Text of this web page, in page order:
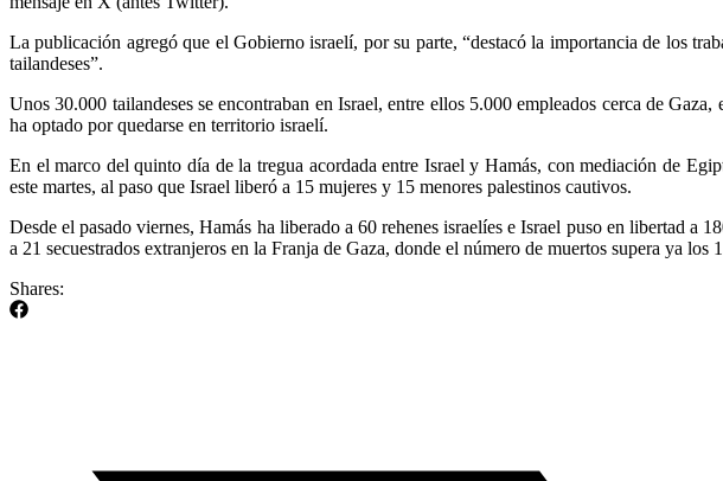
La publicación agregó que el Gobierno israelí, por su parte, “destacó la importancia de los
tailandeses”.
Unos 30.000 tailandeses se encontraban en Israel, entre ellos 5.000 empleados cerca de
ha optado por quedarse en territorio israelí.
En el marco del quinto día de la tregua acordada entre Israel y Hamás, con mediación de
este martes, al paso que Israel liberó a 15 mujeres y 15 menores palestinos cautivos.
Desde el pasado viernes, Hamás ha liberado a 60 rehenes israelíes e Israel puso en libertad a
a 21 secuestrados extranjeros en la Franja de Gaza, donde el número de muertos supera ya
Shares: